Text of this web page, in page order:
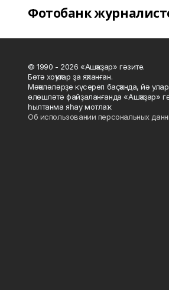
Фотобанк
© 1990 - 2026 «Ашҡаҙар» гәзите.
Бөтә хоҡуҡтар ҙа яҡланған.
Мәҡәләләрҙе күсереп баҫҡанда, йә
өлөшләтә файҙаланғанда «Ашҡаҙар»
һылтанма яһау мотлаҡ.
Об использовании персональных